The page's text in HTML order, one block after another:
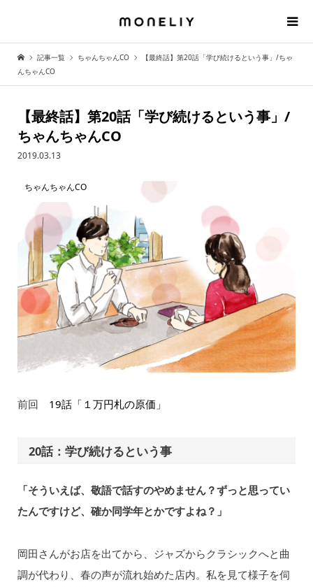
記事一覧 ちゃんちゃんCO
【最終話】第20話「学び続けるという事」/ちゃ
んちゃんCO
【最終話】第20話「学び続けるという事」/
ちゃんちゃんCO
2019.03.13
ちゃんちゃんCO
前回 19話「１万円札の原価」
20話：学び続けるという事
「そういえば、敬語で話すのやめません？ずっと思ってい
たんですけど、確か同学年とかですよね？」
岡田さんがお店を出てから、ジャズからクラシックへと曲
調が代わり、春の声が流れ始めた店内。私を見て様子を伺